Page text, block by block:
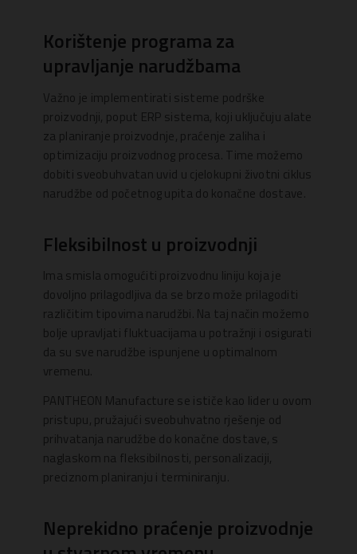
Korištenje programa za
upravljanje narudžbama
Važno je implementirati sisteme podrške
proizvodnji, poput ERP sistema, koji uključuju alate
za planiranje proizvodnje, praćenje zaliha i
optimizaciju proizvodnog procesa. Time možemo
dobiti sveobuhvatan uvid u cjelokupni životni ciklus
narudžbe od početnog upita do konačne dostave.
Fleksibilnost u proizvodnji
Ima smisla omogućiti proizvodnu liniju koja je
dovoljno prilagodljiva da se brzo može prilagoditi
različitim tipovima narudžbi. Na taj način možemo
bolje upravljati fluktuacijama u potražnji i osigurati
da su sve narudžbe ispunjene u optimalnom
vremenu.
PANTHEON Manufacture se ističe kao lider u ovom
pristupu, pružajući sveobuhvatno rješenje od
prihvatanja narudžbe do konačne dostave, s
naglaskom na fleksibilnosti, personalizaciji,
preciznom planiranju i terminiranju.
Neprekidno praćenje proizvodnje